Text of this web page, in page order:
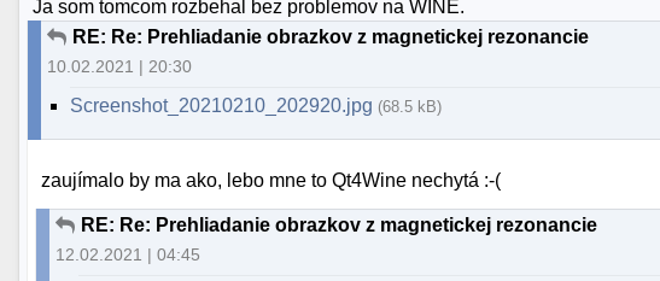
Ja som tomcom rozbehal bez problemov na WINE.
RE: Re: Prehliadanie obrazkov z magnetickej rezonancie
10.02.2021 | 20:30
Screenshot_20210210_202920.jpg (68.5 kB)
zaujímalo by ma ako, lebo mne to Qt4Wine nechytá :-(
RE: Re: Prehliadanie obrazkov z magnetickej rezonancie
12.02.2021 | 04:45